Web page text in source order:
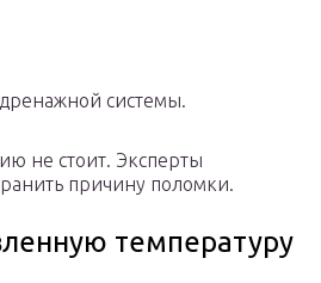
системы.
не стоит. Эксперты
причину поломки.
температуру